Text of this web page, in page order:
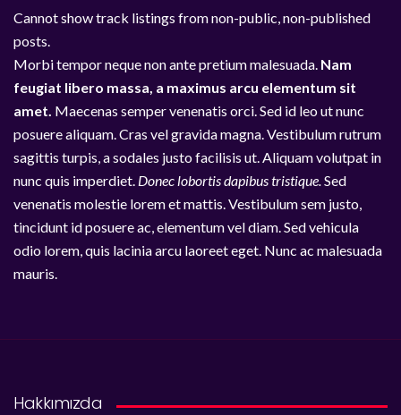
Cannot show track listings from non-public, non-published
posts.
Morbi tempor neque non ante pretium malesuada. Nam
feugiat libero massa, a maximus arcu elementum sit
amet. Maecenas semper venenatis orci. Sed id leo ut nunc
posuere aliquam. Cras vel gravida magna. Vestibulum rutrum
sagittis turpis, a sodales justo facilisis ut. Aliquam volutpat in
nunc quis imperdiet. Donec lobortis dapibus tristique.Sed
venenatis molestie lorem et mattis. Vestibulum sem justo,
tincidunt id posuere ac, elementum vel diam. Sed vehicula
odio lorem, quis lacinia arcu laoreet eget. Nunc ac malesuada
mauris.
Hakkımızda